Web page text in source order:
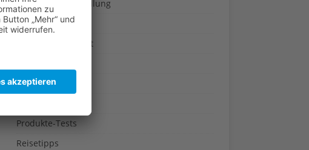
Museum & Ausstellung
Nutzpflanzen
Ökologie & Umwelt
Permakultur
Produkte-Tests
Reisetipps